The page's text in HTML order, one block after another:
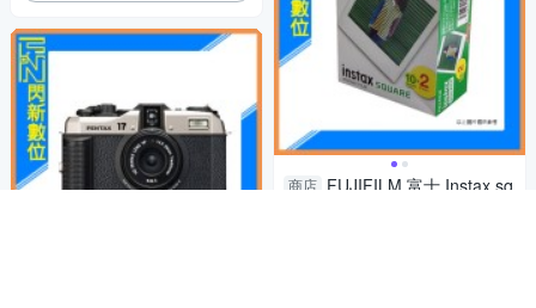
商店 FUJIFILM 富士 Instax sq